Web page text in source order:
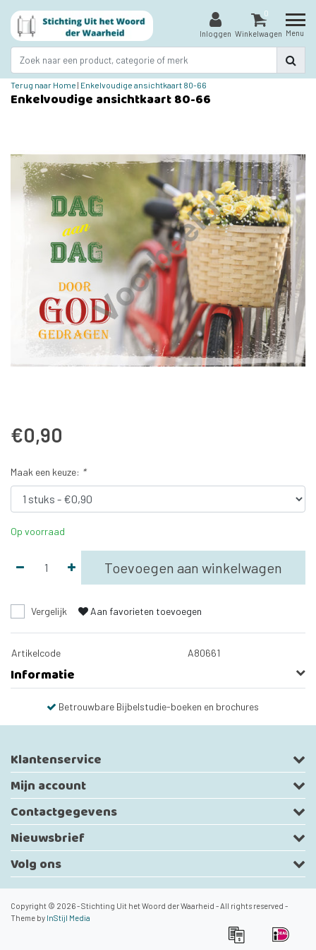
Inloggen
0
Winkelwagen Menu
Terug naar Home | Enkelvoudige ansichtkaart 80-66
Enkelvoudige ansichtkaart 80-66
€0,90
Maak een keuze: *
Op voorraad
Toevoegen aan winkelwagen
Vergelijk Aan favorieten toevoegen
Artikelcode A80661
Informatie
Betrouwbare Bijbelstudie-boeken en brochures
Klantenservice
Mijn account
Contactgegevens
Nieuwsbrief
Volg ons
Copyright © 2026 - Stichting Uit het Woord der Waarheid - All rights reserved -
Theme by InStijl Media